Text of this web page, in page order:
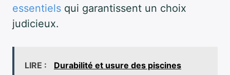
essentiels qui garantissent un choix
judicieux.
LIRE :
Durabilité et usure des piscines